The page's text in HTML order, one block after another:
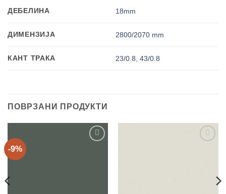
ДЕБЕЛИНА 18mm
ДИМЕНЗИЈА 2800/2070 mm
КАНТ ТРАКА 23/0.8 ,43/0.8
ПОВРЗАНИ ПРОДУКТИ
-9%